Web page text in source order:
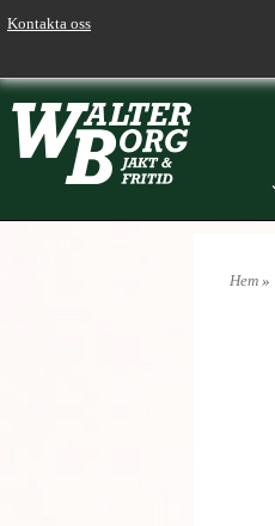
Kontakta oss
Hem »